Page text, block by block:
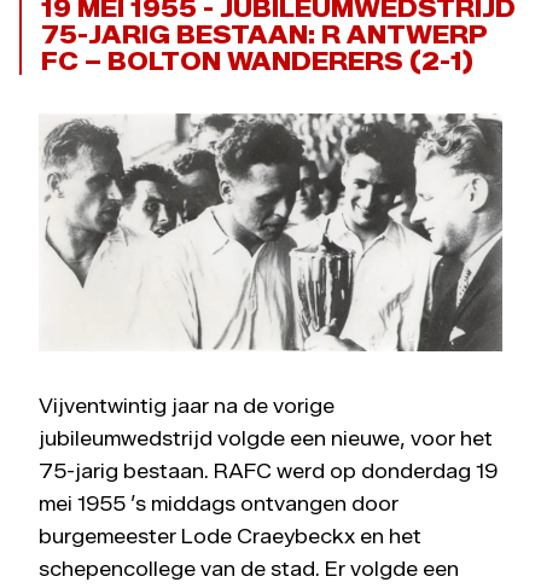
19 MEI 1955 - JUBILEUMWEDSTRIJD
75-JARIG BESTAAN: R ANTWERP
FC – BOLTON WANDERERS (2-1)
Vijventwintig jaar na de vorige
jubileumwedstrijd volgde een nieuwe, voor het
75-jarig bestaan. RAFC werd op donderdag 19
mei 1955 ’s middags ontvangen door
burgemeester Lode Craeybeckx en het
schepencollege van de stad. Er volgde een